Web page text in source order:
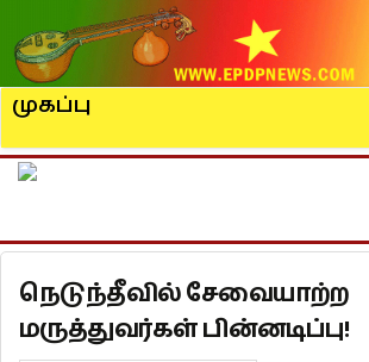
முகப்பு
நெடுந்தீவில் சேவையாற்ற
மருத்துவர்கள் பின்னடிப்பு!